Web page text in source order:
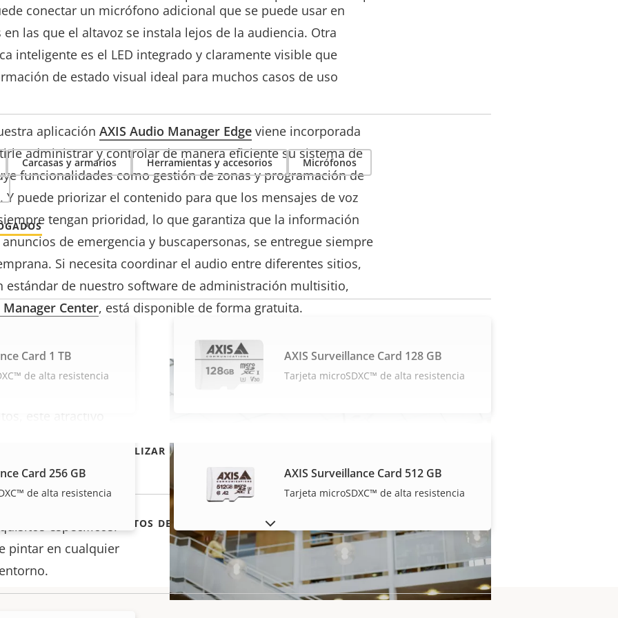
conectar un micrófono adicional que se puede usar en
en las que el altavoz se instala lejos de la audiencia. Otra
inteligente es el LED integrado y claramente visible que
de estado visual ideal para muchos casos de uso
aplicación AXIS Audio Manager Edge viene incorporada
administrar y controlar de manera eficiente su sistema de
funcionalidades como gestión de zonas y programación de
Y puede priorizar el contenido para que los mensajes de voz
tengan prioridad, lo que garantiza que la información
de emergencia y buscapersonas, se entregue siempre
Si necesita coordinar el audio entre diferentes sitios,
estándar de nuestro software de administración multisitio,
Manager Center, está disponible de forma gratuita.
instalaciones. Se
alto, con
ajuste la
específicos.
pintar en cualquier
Carcasas y armarios Herramientas y accesorios Micrófonos
VISUALIZAR MÁS
Card 1 TB
de alta resistencia
AXIS Surveillance Card 128 GB
Tarjeta microSDXC™ de alta resistencia
Card 256 GB
de alta resistencia
AXIS Surveillance Card 512 GB
Tarjeta microSDXC™ de alta resistencia
MOSTRAR PRODUCTOS DESCATALOGADOS